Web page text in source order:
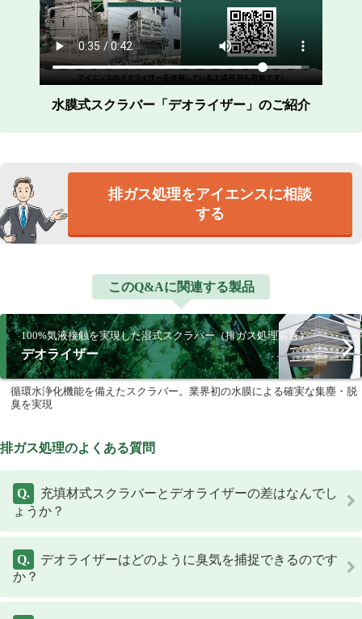
水膜式スクラバー「デオライザー」のご紹介
排ガス処理をアイエンスに相談
する
このQ&Aに関連する製品
100%気液接触を実現した湿式スクラバー（排ガス処理装置）
デオライザー
循環水浄化機能を備えたスクラバー。業界初の水膜による確実な集塵・脱
臭を実現
排ガス処理のよくある質問
充填材式スクラバーとデオライザーの差はなんでし
ょうか？
デオライザーはどのように臭気を捕捉できるのです
か？